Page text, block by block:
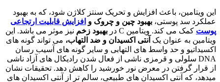
این ویتامین، باعث افزایش و تحریک سنتز کلاژن شود، که به بهبود
عملکرد سد پوستی، بهبود چین و چروک و افزایش قابلیت ارتجاعی
پوست کمک می کند. ویتامین C در بهبود زخم نیز موثر می باشد. این
ویتامین به عنوان یک آنتی اکسیدان و ضد التهاب، می تواند گونه های
اکسیداتیو و حد واسط های التهابی و سایر گونه های آسیب رسان
DNA سلولی و قرمزی ناشی از فعال شدن رادیکال های آزاد ناشی
از قرار گرفتن در معرض نور خورشید را کاهش دهد. تحقیقات نشان
میدهد، که آنتی اکسیدان های طبیعی، سالم تر از آنتی اکسیدان های